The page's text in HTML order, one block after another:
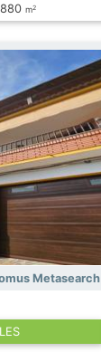
880 m2
Metasearch